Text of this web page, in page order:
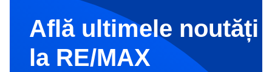
Află ultimele noutăți
la RE/MAX